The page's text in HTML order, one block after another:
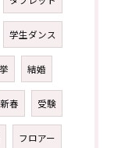
学生ダンス
結婚
新春 受験
フロアー